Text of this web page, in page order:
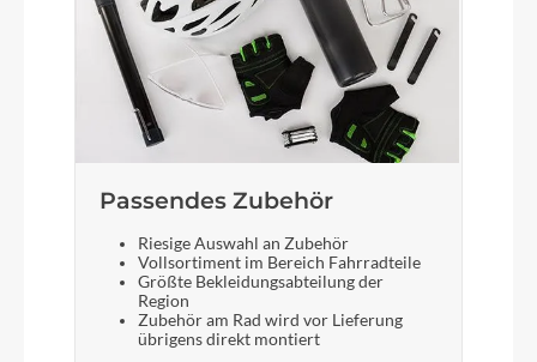
Gabel
Fox 38 Float Performance GRIP, Tapered,
15x110mm, 170mm
Display
Vorderreifen
Conti Argotal, Enduro Super Soft, Tubeless Ready,
Passendes Zubehör
Riesige Auswahl an Zubehör
Vollsortiment im Bereich Fahrradteile
Größte Bekleidungsabteilung der
Region
Zubehör am Rad wird vor Lieferung
übrigens direkt montiert